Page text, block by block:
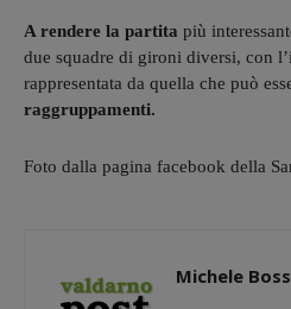
A rendere la partita più
due squadre di gironi diversi, con
rappresentata da quella che può
raggruppamenti.
Foto dalla pagina facebook della
Michele